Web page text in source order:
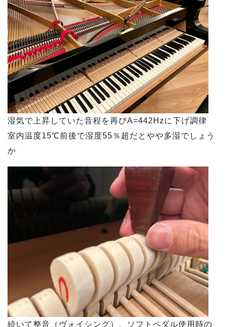
湿気で上昇していた音程を再びA=442Hzに下げ調律
室内温度15℃前後で湿度55％超だとやや多湿でしょう
か
続いて整音（ヴォイシング）、ソフトペダル使用時の